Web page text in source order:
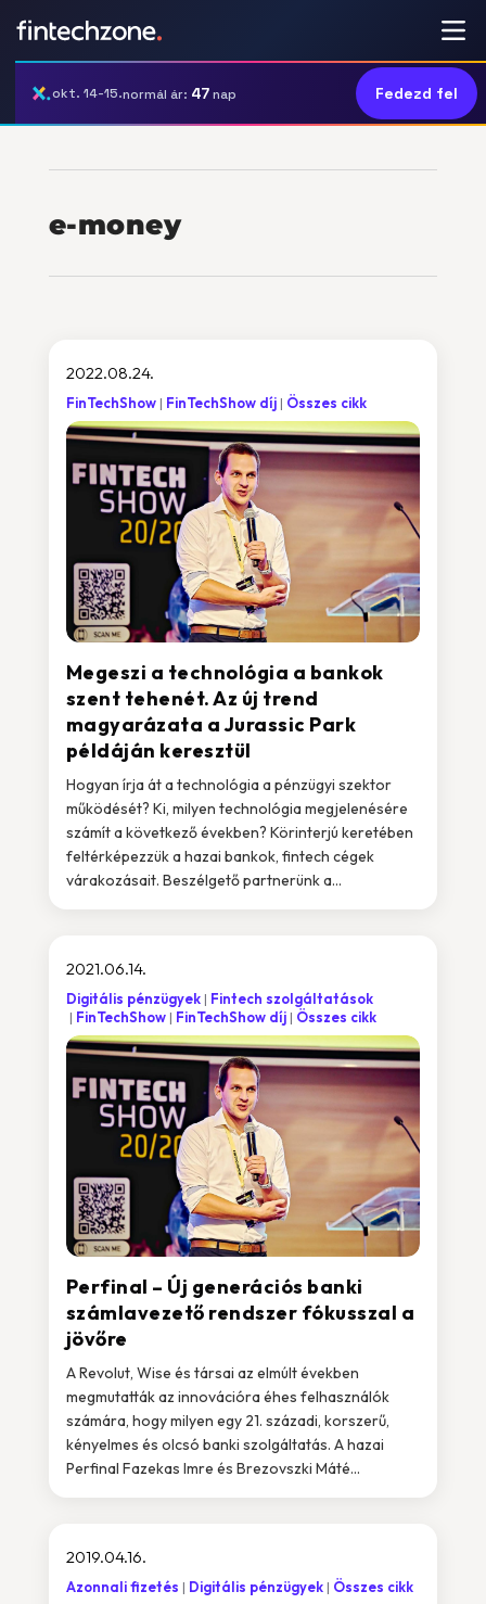
okt. 14-15.normál ár: 47nap Fedezd fel
e-money
Megeszi a technológia a bankok
szent tehenét. Az új trend
magyarázata a Jurassic Park
példáján keresztül
2022.08.24.
FinTechShow FinTechShow díj Összes cikk
Hogyan írja át a technológia a pénzügyi szektor
működését? Ki, milyen technológia megjelenésére
számít a következő években? Körinterjú keretében
feltérképezzük a hazai bankok, fintech cégek
várakozásait. Beszélgető partnerünk a...
Perfinal – Új generációs banki
számlavezető rendszer fókusszal a
jövőre
2021.06.14.
Digitális pénzügyek
Fintech szolgáltatások
FinTechShow
FinTechShow díj Összes cikk
A Revolut, Wise és társai az elmúlt években
megmutatták az innovációra éhes felhasználók
számára, hogy milyen egy 21. századi, korszerű,
kényelmes és olcsó banki szolgáltatás. A hazai
Perfinal Fazekas Imre és Brezovszki Máté...
2019.04.16.
Azonnali fizetés Digitális pénzügyek Összes cikk